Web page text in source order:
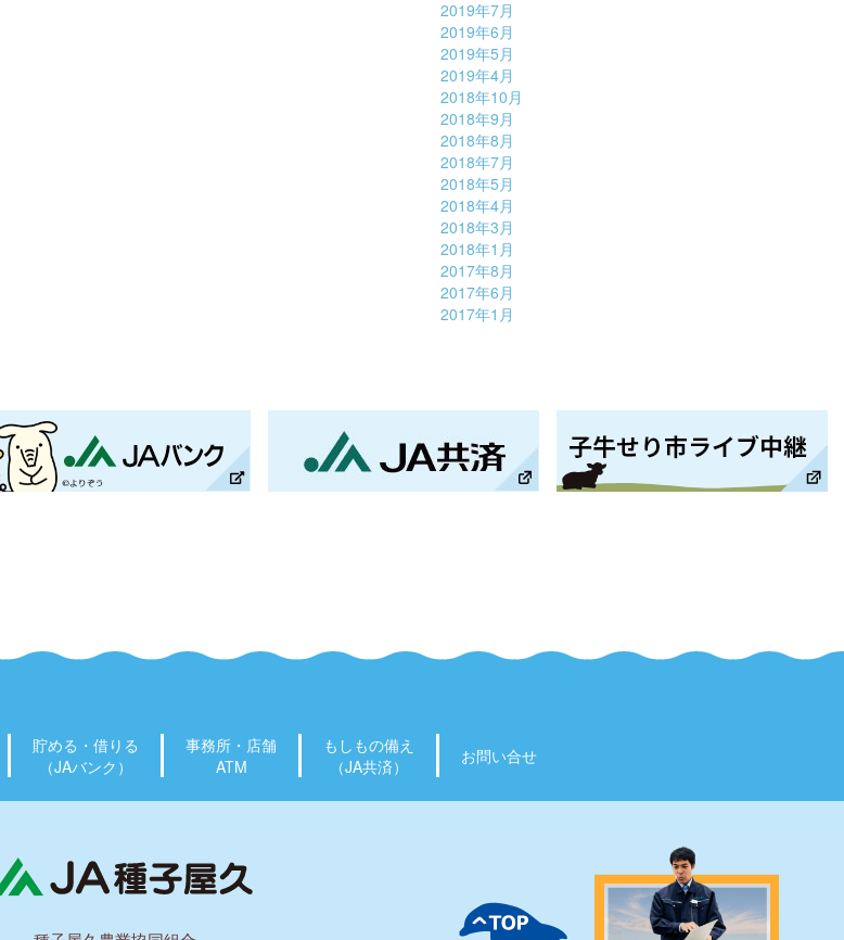
2019年7月
2019年6月
2019年5月
2019年4月
2018年10月
2018年9月
2018年8月
2018年7月
2018年5月
2018年4月
2018年3月
2018年1月
2017年8月
2017年6月
2017年1月
貯める・借りる
（JAバンク）
事務所・店舗
ATM
もしもの備え
（JA共済）
お問い合せ